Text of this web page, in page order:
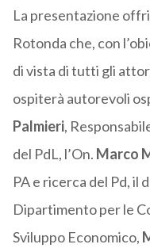
La presentazione
Rotonda che, con
di vista di tutti gli
ospiterà autorevoli
Palmieri,
del PdL, l’On. Marco
PA e ricerca del Pd, il
Dipartimento per le
Sviluppo Economico,